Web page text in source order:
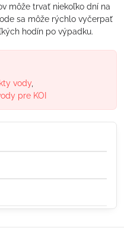
môže trvať niekoľko dní na
sa môže rýchlo vyčerpať
hodín po výpadku.
vody
pre KOI